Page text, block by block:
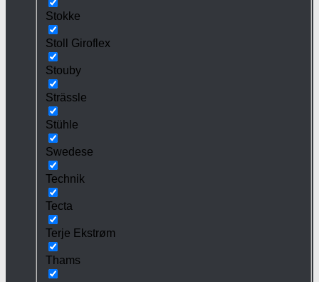
Stokke
Stoll Giroflex
Stouby
Strässle
Stühle
Swedese
Technik
Tecta
Terje Ekstrøm
Thams